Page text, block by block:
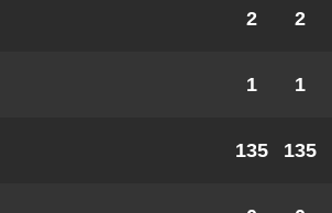
2 2
1 1
135 135